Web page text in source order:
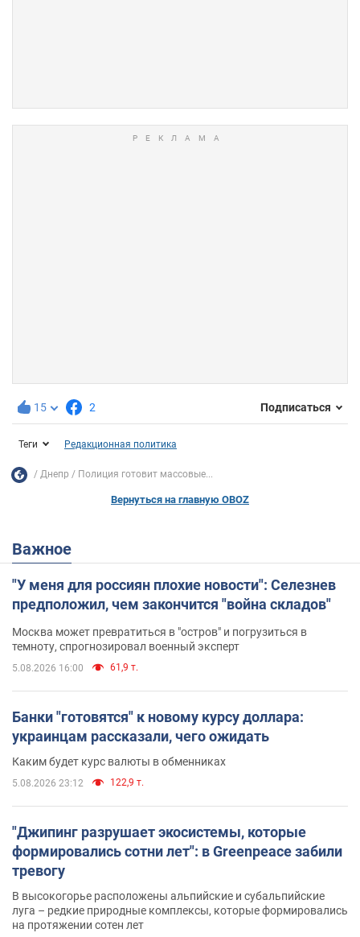
15 2 Подписаться
Теги Редакционная политика
Днепр Полиция готовит массовые...
Вернуться на главную OBOZ
Важное
"У меня для россиян плохие новости": Селезнев
предположил, чем закончится "война складов"
Москва может превратиться в "остров" и погрузиться в
темноту, спрогнозировал военный эксперт
5.08.2026 16:00 61,9 т.
Банки "готовятся" к новому курсу доллара:
украинцам рассказали, чего ожидать
Каким будет курс валюты в обменниках
5.08.2026 23:12 122,9 т.
"Джипинг разрушает экосистемы, которые
формировались сотни лет": в Greenpeace забили
тревогу
В высокогорье расположены альпийские и субальпийские
луга – редкие природные комплексы, которые формировались
на протяжении сотен лет